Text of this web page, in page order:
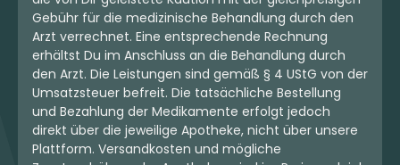
Gebühr für die medizinische Behandlung durch den
Arzt verrechnet. Eine entsprechende Rechnung
erhältst Du im Anschluss an die Behandlung durch
den Arzt. Die Leistungen sind gemäß § 4 UStG von der
Umsatzsteuer befreit. Die tatsächliche Bestellung
und Bezahlung der Medikamente erfolgt jedoch
direkt über die jeweilige Apotheke, nicht über unsere
Plattform. Versandkosten und mögliche